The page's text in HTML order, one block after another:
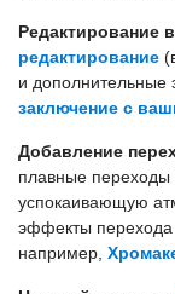
Редактирование
редактирование
и дополнительные
заключение с
Добавление
плавные переходы
успокаивающую
эффекты
например,